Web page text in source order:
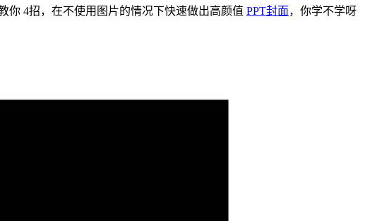
你 4招，在不使用图片的情况下快速做出高颜值 PPT封面，你学不学呀